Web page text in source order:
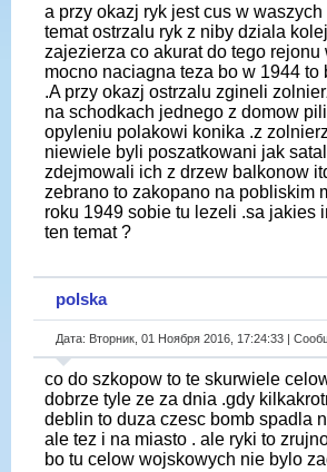
a przy okazj ryk jest cus w
temat ostrzalu ryk z niby dziala
zajezierza co akurat do tego rejonu
mocno naciagna teza bo w 1944 to
.A przy okazj ostrzalu zgineli
na schodkach jednego z domow
opyleniu polakowi konika .z
niewiele byli poszatkowani jak
zdejmowali ich z drzew balkonow
zebrano to zakopano na pobliskim
roku 1949 sobie tu lezeli .sa jakies
ten temat ?
polska
Дата: Вторник, 01 Ноября 2016, 17:24:33 |
co do szkopow to te skurwiele
dobrze tyle ze za dnia .gdy
deblin to duza czesc bomb spadla
ale tez i na miasto . ale ryki to
bo tu celow wojskowych nie bylo